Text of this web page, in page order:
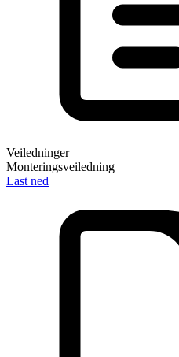
Veiledninger
Monteringsveiledning
Last ned